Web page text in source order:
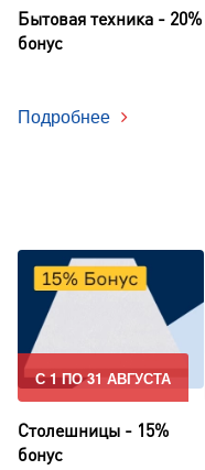
Бытовая техника - 20%
бонус
Подробнее
С 1 ПО 31 АВГУСТА
Столешницы - 15%
бонус